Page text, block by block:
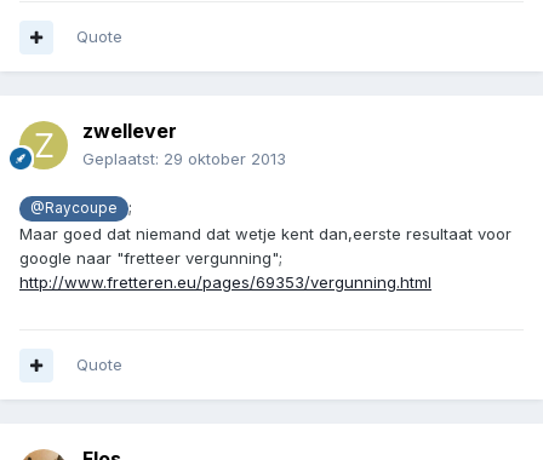
Quote
zwellever
Geplaatst: 29 oktober 2013
@Raycoupe
;
Maar goed dat niemand dat wetje kent dan,eerste resultaat voor
google naar "fretteer vergunning";
http://www.fretteren.eu/pages/69353/vergunning.html
Quote